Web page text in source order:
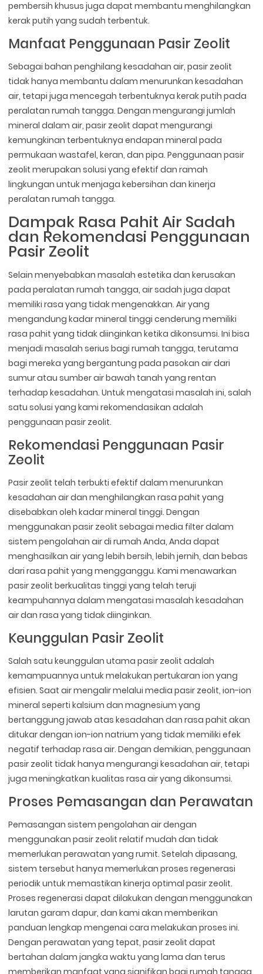
pembersih khusus juga dapat membantu menghilangkan
kerak putih yang sudah terbentuk.
Manfaat Penggunaan Pasir Zeolit
Sebagai bahan penghilang kesadahan air, pasir zeolit
tidak hanya membantu dalam menurunkan kesadahan
air, tetapi juga mencegah terbentuknya kerak putih pada
peralatan rumah tangga. Dengan mengurangi jumlah
mineral dalam air, pasir zeolit dapat mengurangi
kemungkinan terbentuknya endapan mineral pada
permukaan wastafel, keran, dan pipa. Penggunaan pasir
zeolit merupakan solusi yang efektif dan ramah
lingkungan untuk menjaga kebersihan dan kinerja
peralatan rumah tangga.
Dampak Rasa Pahit Air Sadah
dan Rekomendasi Penggunaan
Pasir Zeolit
Selain menyebabkan masalah estetika dan kerusakan
pada peralatan rumah tangga, air sadah juga dapat
memiliki rasa yang tidak mengenakkan. Air yang
mengandung kadar mineral tinggi cenderung memiliki
rasa pahit yang tidak diinginkan ketika dikonsumsi. Ini bisa
menjadi masalah serius bagi rumah tangga, terutama
bagi mereka yang bergantung pada pasokan air dari
sumur atau sumber air bawah tanah yang rentan
terhadap kesadahan. Untuk mengatasi masalah ini, salah
satu solusi yang kami rekomendasikan adalah
penggunaan pasir zeolit.
Rekomendasi Penggunaan Pasir
Zeolit
Pasir zeolit telah terbukti efektif dalam menurunkan
kesadahan air dan menghilangkan rasa pahit yang
disebabkan oleh kadar mineral tinggi. Dengan
menggunakan pasir zeolit sebagai media filter dalam
sistem pengolahan air di rumah Anda, Anda dapat
menghasilkan air yang lebih bersih, lebih jernih, dan bebas
dari rasa pahit yang mengganggu. Kami menawarkan
pasir zeolit berkualitas tinggi yang telah teruji
keampuhannya dalam mengatasi masalah kesadahan
air dan rasa yang tidak diinginkan.
Keunggulan Pasir Zeolit
Salah satu keunggulan utama pasir zeolit adalah
kemampuannya untuk melakukan pertukaran ion yang
efisien. Saat air mengalir melalui media pasir zeolit, ion-ion
mineral seperti kalsium dan magnesium yang
bertanggung jawab atas kesadahan dan rasa pahit akan
ditukar dengan ion-ion natrium yang tidak memiliki efek
negatif terhadap rasa air. Dengan demikian, penggunaan
pasir zeolit tidak hanya mengurangi kesadahan air, tetapi
juga meningkatkan kualitas rasa air yang dikonsumsi.
Proses Pemasangan dan Perawatan
Pemasangan sistem pengolahan air dengan
menggunakan pasir zeolit relatif mudah dan tidak
memerlukan perawatan yang rumit. Setelah dipasang,
sistem tersebut hanya memerlukan proses regenerasi
periodik untuk memastikan kinerja optimal pasir zeolit.
Proses regenerasi dapat dilakukan dengan menggunakan
larutan garam dapur, dan kami akan memberikan
panduan lengkap mengenai cara melakukan proses ini.
Dengan perawatan yang tepat, pasir zeolit dapat
bertahan dalam jangka waktu yang lama dan terus